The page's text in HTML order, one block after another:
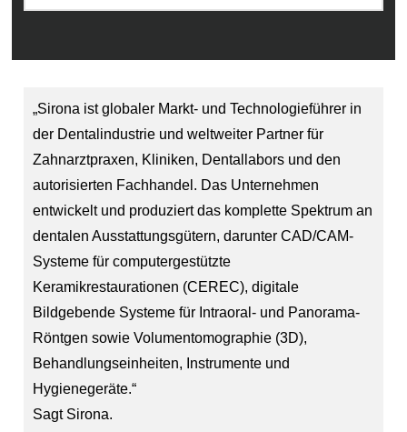
„Sirona ist globaler Markt- und Technologieführer in
der Dentalindustrie und weltweiter Partner für
Zahnarztpraxen, Kliniken, Dentallabors und den
autorisierten Fachhandel. Das Unternehmen
entwickelt und produziert das komplette Spektrum an
dentalen Ausstattungsgütern, darunter CAD/CAM-
Systeme für computergestützte
Keramikrestaurationen (CEREC), digitale
Bildgebende Systeme für Intraoral- und Panorama-
Röntgen sowie Volumentomographie (3D),
Behandlungseinheiten, Instrumente und
Hygienegeräte.“
Sagt Sirona.